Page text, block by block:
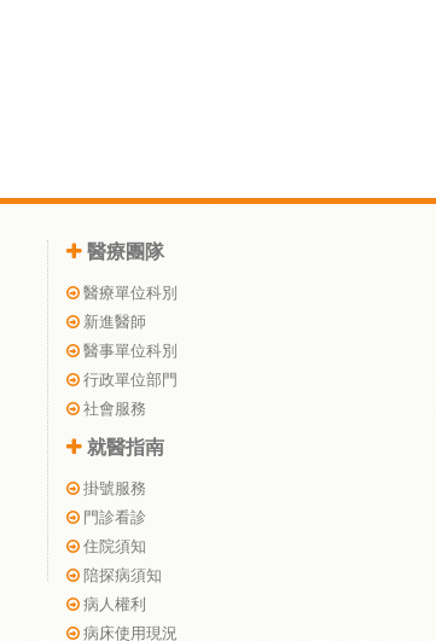
醫療團隊
醫療單位科別
新進醫師
醫事單位科別
行政單位部門
社會服務
就醫指南
掛號服務
門診看診
住院須知
陪探病須知
病人權利
病床使用現況